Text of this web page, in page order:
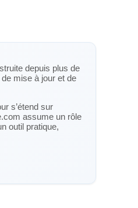
depuis plus de
mise à jour et de
s’étend sur
assume un rôle
outil pratique,